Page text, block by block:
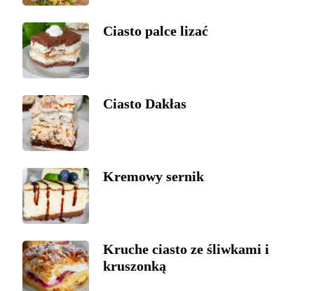
Ciasto palce lizać
Ciasto Dakłas
Kremowy sernik
Kruche ciasto ze śliwkami i
kruszonką